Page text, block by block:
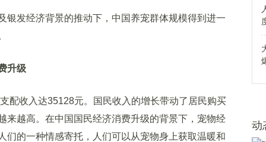
经济背景的推动下，中国养宠群体规模得到进一
升级
收入达35128元。国民收入的增长带动了居民购买
来越高。在中国国民经济消费升级的背景下，宠物经
们的一种情感寄托，人们可以从宠物身上获取温暖和
动